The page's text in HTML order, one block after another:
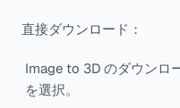
直接ダウンロード：
Image to 3D のダウンロ
を選択。